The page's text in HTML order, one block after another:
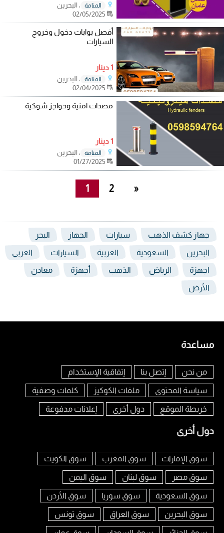
المنامة
، البحرين
أفصل بوابات دخول وخروج
السيارات
1 دينار
المنامة
، البحرين
مصدات امنية وحواجز شوكية
1 دينار
المنامة
، البحرين
1 2 »
جهاز كشف الذهب سيارات الجهاز البحر
البحرين السعودية العربية السيارات العربي
اجهزة الرياض الذهب أجهزة معادن
الأرض
مساعدة
من نحن إتصل بنا إتفاقية الإستخدام
سياسة المحتوى ملفات الكوكيز كلمات وصفية
خريطة الموقع دول أخرى إعلانات مدفوعة
دول أخرى
سوق الإمارات سوق المغرب سوق الكويت
سوق مصر سوق لبنان سوق اليمن
سوق السعودية سوق سوريا سوق الأردن
سوق البحرين سوق العراق سوق تونس